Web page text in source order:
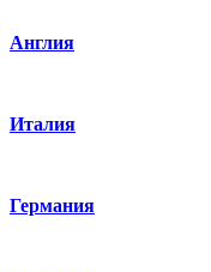
Англия
Италия
Германия